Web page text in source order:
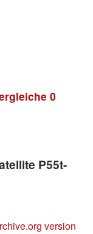
0
P55t-
version